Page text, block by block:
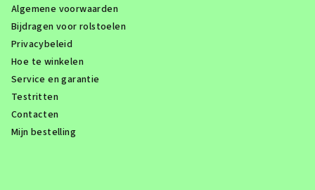
Algemene voorwaarden
Bijdragen voor rolstoelen
Privacybeleid
Hoe te winkelen
Service en garantie
Testritten
Contacten
Mijn bestelling